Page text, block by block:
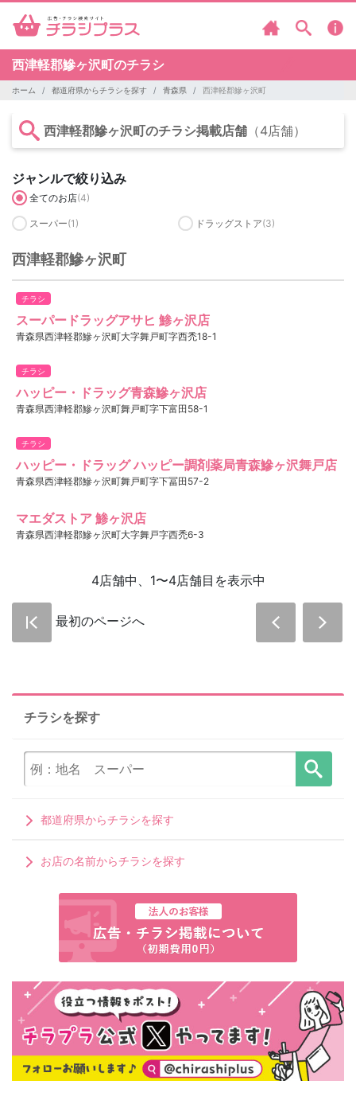
西津軽郡鰺ヶ沢町のチラシ
ホーム 都道府県からチラシを探す 青森県 西津軽郡鰺ヶ沢町
西津軽郡鰺ヶ沢町のチラシ掲載店舗 （4店舗）
ジャンルで絞り込み
全てのお店(4)
スーパー(1) ドラッグストア(3)
西津軽郡鰺ヶ沢町
チラシ
スーパードラッグアサヒ 鯵ヶ沢店
青森県西津軽郡鰺ヶ沢町大字舞戸町字西禿18-1
チラシ
ハッピー・ドラッグ青森鰺ヶ沢店
青森県西津軽郡鰺ヶ沢町舞戸町字下富田58-1
チラシ
ハッピー・ドラッグ ハッピー調剤薬局青森鰺ヶ沢舞戸店
青森県西津軽郡鰺ヶ沢町舞戸町字下冨田57-2
マエダストア 鯵ヶ沢店
青森県西津軽郡鰺ヶ沢町大字舞戸字西禿6-3
4店舗中、1〜4店舗目を表示中
最初のページへ
チラシを探す
都道府県からチラシを探す
お店の名前からチラシを探す